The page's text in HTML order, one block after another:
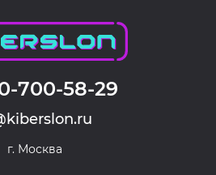
700-58-29
г. Москва